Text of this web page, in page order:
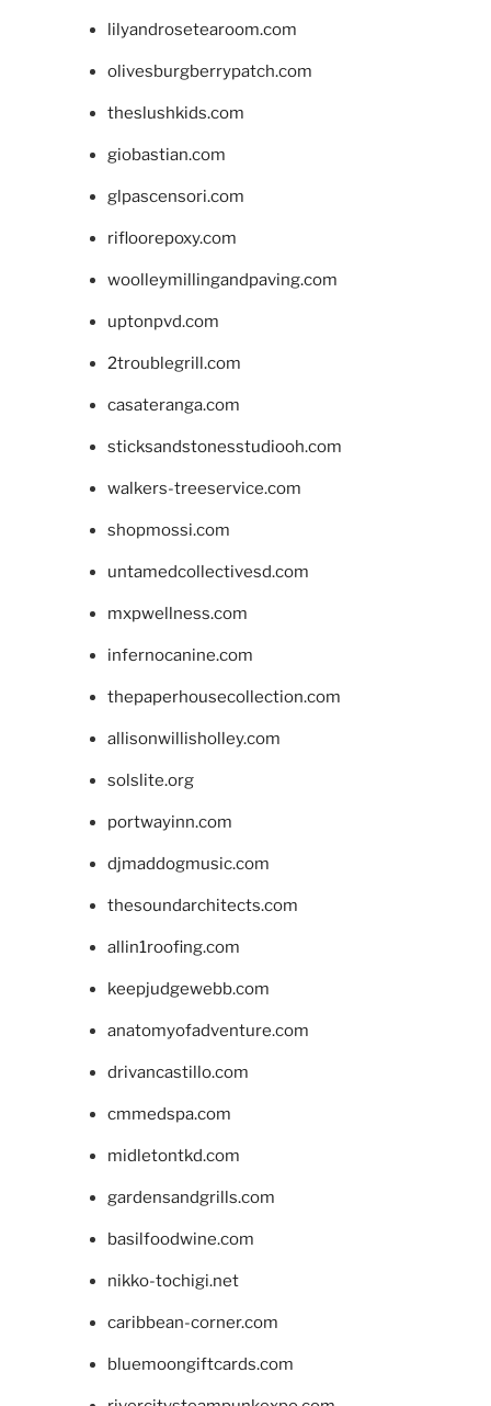
lilyandrosetearoom.com
olivesburgberrypatch.com
theslushkids.com
giobastian.com
glpascensori.com
rifloorepoxy.com
woolleymillingandpaving.com
uptonpvd.com
2troublegrill.com
casateranga.com
sticksandstonesstudiooh.com
walkers-treeservice.com
shopmossi.com
untamedcollectivesd.com
mxpwellness.com
infernocanine.com
thepaperhousecollection.com
allisonwillisholley.com
solslite.org
portwayinn.com
djmaddogmusic.com
thesoundarchitects.com
allin1roofing.com
keepjudgewebb.com
anatomyofadventure.com
drivancastillo.com
cmmedspa.com
midletontkd.com
gardensandgrills.com
basilfoodwine.com
nikko-tochigi.net
caribbean-corner.com
bluemoongiftcards.com